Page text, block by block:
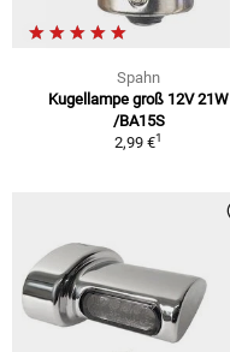
Spahn
Kugellampe groß 12V 21W
/BA15S
2,99 €1